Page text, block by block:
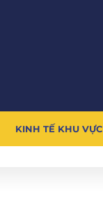
KINH TẾ KHU VỰC